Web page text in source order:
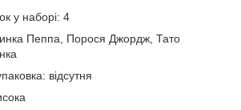
у наборі: 4
Пеппа, Порося Джордж, Тато
відсутня